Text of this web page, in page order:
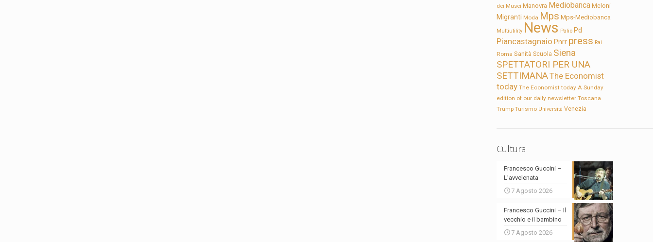
dei Musei Manovra Mediobanca Meloni
Migranti Moda Mps Mps-Mediobanca
Multiutility News Palio Pd
Piancastagnaio Pnrr press Rai
Roma Sanità Scuola Siena
SPETTATORI PER UNA
SETTIMANAThe Economist
today The Economist today A Sunday
edition of our daily newsletter Toscana
Trump Turismo Università Venezia
Cultura
Francesco Guccini –
L’avvelenata
7 Agosto 2026
Francesco Guccini – Il
vecchio e il bambino
7 Agosto 2026